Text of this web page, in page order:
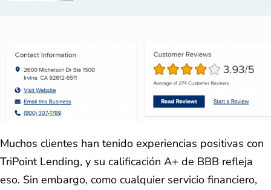
Muchos clientes han tenido experiencias positivas con
TriPoint Lending, y su calificación A+ de BBB refleja
eso. Sin embargo, como cualquier servicio financiero,